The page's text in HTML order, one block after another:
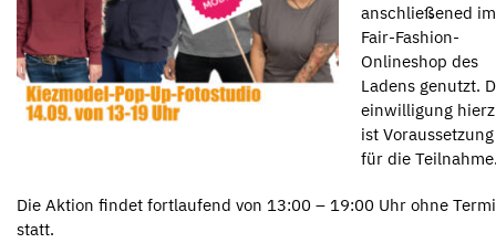
anschließened im
Fair-Fashion-
Onlineshop des
Ladens genutzt.
einwilligung
ist Voraussetzung
für die
Die Aktion findet fortlaufend von 13:00 – 19:00 Uhr ohne
statt.